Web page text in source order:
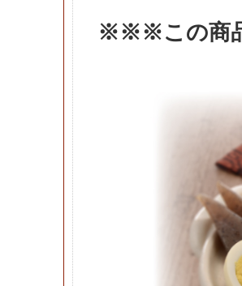
※※※この商